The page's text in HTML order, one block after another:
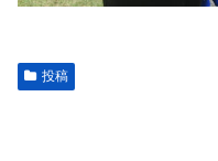
投稿